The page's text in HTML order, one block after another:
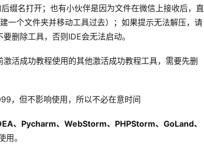
缀名打开；也有小伙伴是因为文件在微信上接收后，直
一个文件夹并移动工具过去）；如果提示无法解压，请
删除工具，否则IDE会无法启动。
活成功教程使用的其他激活成功教程工具，需要先删
，但不影响使用，所以不必在意时间
、Pycharm、WebStorm、PHPStorm、GoLand、
用。